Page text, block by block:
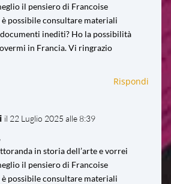
il pensiero di Francoise
è possibile consultare materiali
inediti? Ho la possibilità
in Francia. Vi ringrazio
Rispondi
il 22 Luglio 2025 alle 8:39
in storia dell’arte e vorrei
il pensiero di Francoise
è possibile consultare materiali